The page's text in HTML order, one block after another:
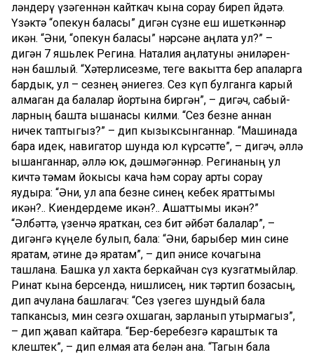
ләндерү үзәгеннән кайткач кына сорау биреп йө­дәтә.
Үзәктә “опекун баласы” дигән сүзне еш ишет­кәннәр
икән. “Әни, “опекун баласы” нәр­сәне аңлата ул?” –
дигән 7 яшьлек Регина. Наталия аңлату­ны әни­лә­рен­
нән башлый. “Хәтер­лисезме, теге вакытта бер апаларга
бардык, ул – сезнең әниегез. Сез күп булганга карый
алмаган да балалар йортына биргән”, – дигәч, сабый­
лар­ның башта ышанасы килми. “Сез безне аннан
ничек таптыгыз?” – дип кызыксынганнар. “Машинада
бара идек, навигатор шунда юл күр­сәтте”, – дигәч, әллә
ышанганнар, әллә юк, дәшмә­гәннәр. Ре­гинаның ул
кичтә тәмам йокысы кача һәм сорау арты сорау
яудыра: “Әни, ул апа безне синең кебек яраттымы
икән?.. Киендердеме икән?.. Ашаттымы икән?”
“Әлбәттә, үзенчә яраткан, сез бит әйбәт балалар”, –
дигәнгә күңеле булып, бала: “Әни, барыбер мин сине
яратам, әти­не дә яратам”, – дип әнисе кочагына
ташлана. Башка ул хакта беркайчан сүз кузгатмыйлар.
Ринат кына бер­сендә, нишли­сең, ник тәр­тип бо­засың,
дип ачулана башлагач: “Сез үзегез шундый бала
тапкансыз, мин сез­гә охшаган, зарланып утырмагыз”,
– дип җавап кайтара. “Бер-бе­ре­безгә караштык та
көлеш­тек”, – дип елмая ата белән ана. “Тагын бала